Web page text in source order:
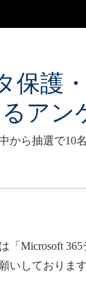
保護
アン
ら抽選で10
「Microsoft
いしております